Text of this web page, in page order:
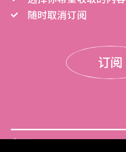
随时取消订阅
订阅